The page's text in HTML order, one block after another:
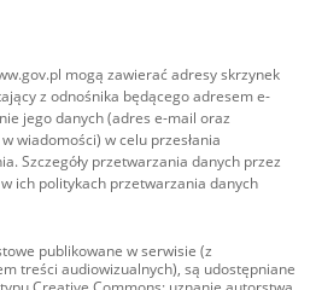
mogą zawierać adresy skrzynek
z odnośnika będącego adresem e-
jego danych (adres e-mail oraz
wiadomości) w celu przesłania
Szczegóły przetwarzania danych przez
ich politykach przetwarzania danych
publikowane w serwisie (z
treści audiowizualnych), są udostępniane